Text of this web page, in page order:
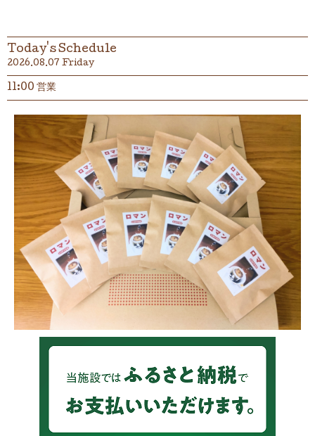
Today's Schedule
2026.08.07 Friday
11:00 営業